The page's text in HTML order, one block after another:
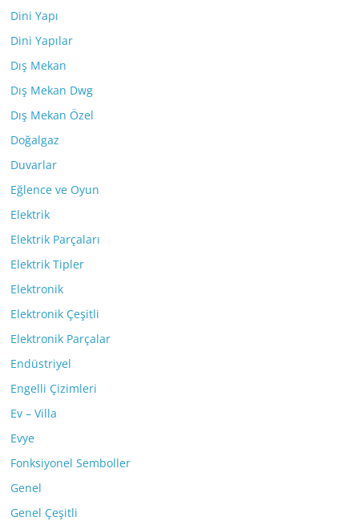
Dini Yapı
Dini Yapılar
Dış Mekan
Dış Mekan Dwg
Dış Mekan Özel
Doğalgaz
Duvarlar
Eğlence ve Oyun
Elektrik
Elektrik Parçaları
Elektrik Tipler
Elektronik
Elektronik Çeşitli
Elektronik Parçalar
Endüstriyel
Engelli Çizimleri
Ev – Villa
Evye
Fonksiyonel Semboller
Genel
Genel Çeşitli